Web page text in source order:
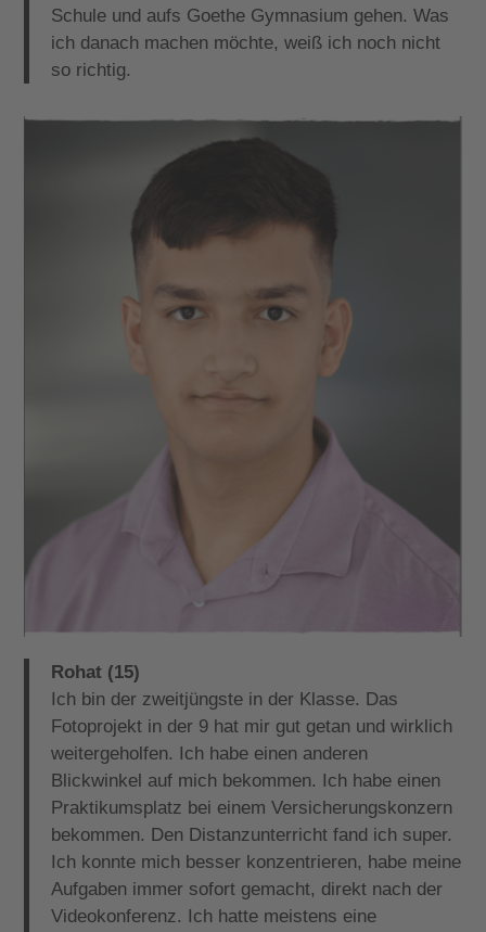
Schule und aufs Goethe Gymnasium gehen. Was
ich danach machen möchte, weiß ich noch nicht
so richtig.
Rohat (15)
Ich bin der zweitjüngste in der Klasse. Das
Fotoprojekt in der 9 hat mir gut getan und wirklich
weitergeholfen. Ich habe einen anderen
Blickwinkel auf mich bekommen. Ich habe einen
Praktikumsplatz bei einem Versicherungskonzern
bekommen. Den Distanzunterricht fand ich super.
Ich konnte mich besser konzentrieren, habe meine
Aufgaben immer sofort gemacht, direkt nach der
Videokonferenz. Ich hatte meistens eine